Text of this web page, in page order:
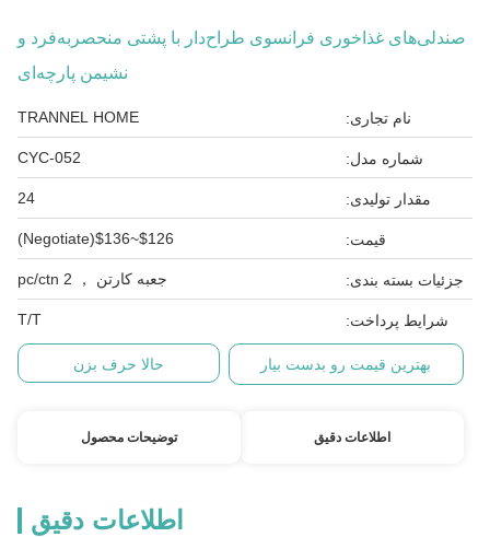
صندلی‌های غذاخوری فرانسوی طراح‌دار با پشتی منحصربه‌فرد و
نشیمن پارچه‌ای
نام تجاری: TRANNEL HOME
شماره مدل: CYC-052
مقدار تولیدی: 24
قیمت: $126~$136(Negotiate)
جزئیات بسته بندی: جعبه کارتن ， 2 pc/ctn
شرایط پرداخت: T/T
بهترین قیمت رو بدست بیار حالا حرف بزن
اطلاعات دقیق توضیحات محصول
اطلاعات دقیق